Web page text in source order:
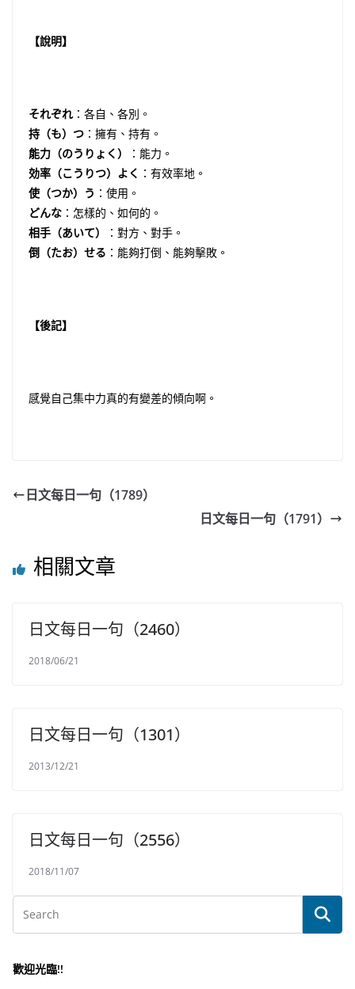
【說明】
それぞれ：各自、各別。
持（も）つ ：擁有、持有。
能力（のうりょく）
：能力。
効率（こうりつ）よく ：有效率地。
使（つか）う ：使用。
どんな ：怎樣的、如何的。
相手（あいて）
：對方、對手。
倒（たお）せる ：能夠打倒、能夠擊敗。
【後記】
感覺自己集中力真的有變差的傾向啊。
日文每日一句（1789）
日文每日一句（1791）
相關文章
日文每日一句（2460）
2018/06/21
日文每日一句（1301）
2013/12/21
日文每日一句（2556）
2018/11/07
歡迎光臨!!